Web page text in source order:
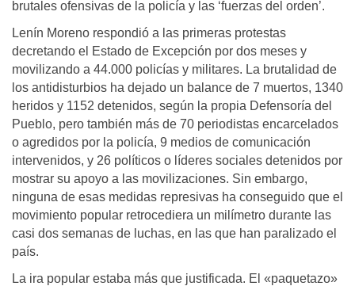
brutales ofensivas de la policía y las ‘fuerzas del orden’.
Lenín Moreno respondió a las primeras protestas
decretando el Estado de Excepción por dos meses y
movilizando a 44.000 policías y militares. La brutalidad de
los antidisturbios ha dejado un balance de 7 muertos, 1340
heridos y 1152 detenidos, según la propia Defensoría del
Pueblo, pero también más de 70 periodistas encarcelados
o agredidos por la policía, 9 medios de comunicación
intervenidos, y 26 políticos o líderes sociales detenidos por
mostrar su apoyo a las movilizaciones. Sin embargo,
ninguna de esas medidas represivas ha conseguido que el
movimiento popular retrocediera un milímetro durante las
casi dos semanas de luchas, en las que han paralizado el
país.
La ira popular estaba más que justificada. El «paquetazo»